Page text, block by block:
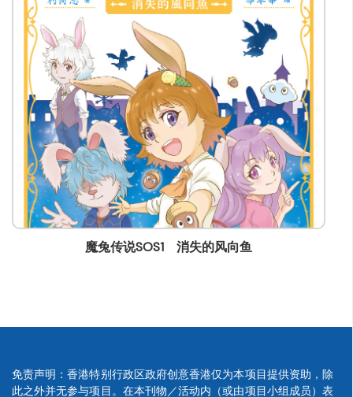
lstam@mingpao.com
魔兔传说SOS2 月
免责声明：香港特别行政区政府创意香港仅为本项目提供资助，除
此之外并无参与项目。在本刊物／活动内（或由项目小组成员）表